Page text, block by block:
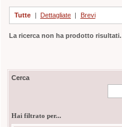
Tutte | Dettagliate | Brevi
La ricerca non ha prodotto risultati.
Cerca
Hai filtrato per...